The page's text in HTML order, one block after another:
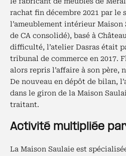
rachat fin décembre 2021 par le
l’ameublement intérieur Maison
de CA consolidé), basé à
difficulté, l’atelier Dasras était
tribunal de commerce en 2017.
alors repris l’affaire à son père,
De nouveau en dépôt de bilan,
dans le giron de la Maison
traitant.
Activité multipliée
La Maison Saulaie est